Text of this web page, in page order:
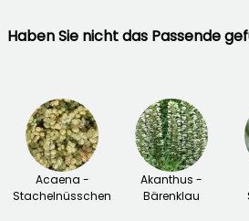
Haben Sie nicht das Passende
Acaena -
Stachelnüsschen
Akanthus -
Bärenklau